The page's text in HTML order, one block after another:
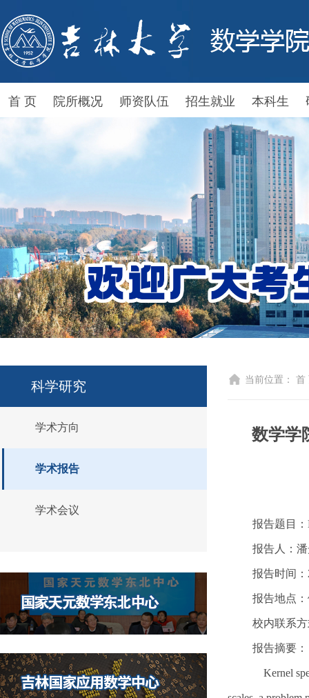
首 页 院所概况 师资队伍 招生就业 本科生
科学研究
学术方向
学术报告
学术会议
当前位置： 首
数学学
报告题目：
报告人：
报告时间：
报告地点
校内联系方
报告摘要：
Kernel